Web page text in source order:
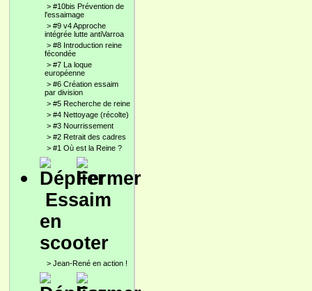
> #10bis Prévention de
l'essaimage
> #9 v4 Approche
intégrée lutte antiVarroa
> #8 Introduction reine
fécondée
> #7 La loque
européenne
> #6 Création essaim
par division
> #5 Recherche de reine
> #4 Nettoyage (récolte)
> #3 Nourrissement
> #2 Retrait des cadres
> #1 Où est la Reine ?
Essaim
en
scooter
> Jean-René en action !